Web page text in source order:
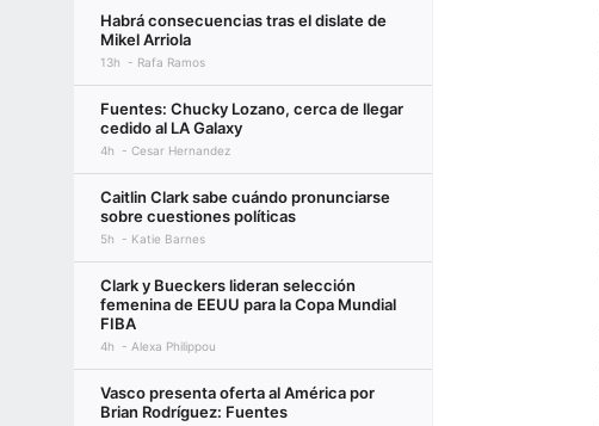
Habrá consecuencias tras el dislate de
Mikel Arriola
13h Rafa Ramos
Fuentes: Chucky Lozano, cerca de llegar
cedido al LA Galaxy
4h Cesar Hernandez
Caitlin Clark sabe cuándo pronunciarse
sobre cuestiones políticas
5h Katie Barnes
Clark y Bueckers lideran selección
femenina de EEUU para la Copa Mundial
FIBA
4h Alexa Philippou
Vasco presenta oferta al América por
Brian Rodríguez: Fuentes